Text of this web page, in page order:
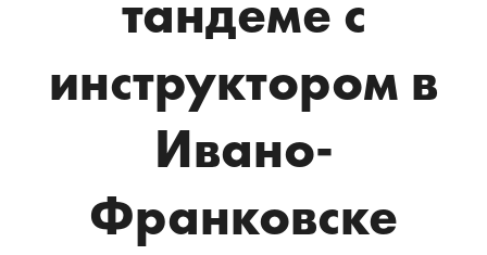
инструктором в
Ивано-
Франковске